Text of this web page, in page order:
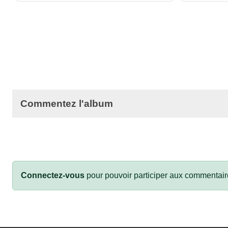
Commentez l'album
Connectez-vous pour pouvoir participer aux